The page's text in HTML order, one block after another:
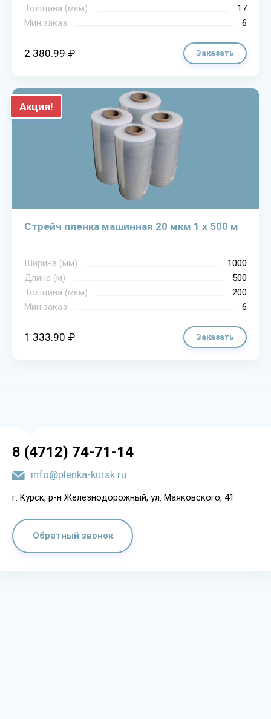
Толщина (мкм)
17
Мин.заказ
6
2 380.99 ₽ Заказать
Акция!
Стрейч пленка машинная 20 мкм 1 х 500 м
Ширина (мм)
1000
Длина (м)
500
Толщина (мкм)
200
Мин.заказ
6
1 333.90 ₽ Заказать
8 (4712) 74-71-14
info@plenka-kursk.ru
г. Kypcк, p-н Жeлeзнoдopoжный, yл. Мaякoвcкoгo, 41
Обратный звонок